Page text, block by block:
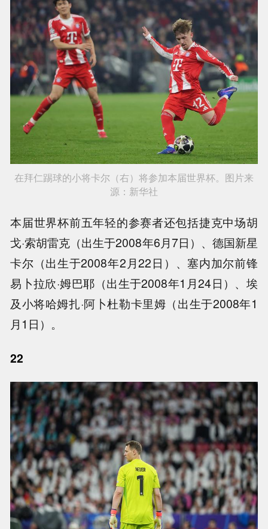
在拜仁踢球的小将卡尔（右）将参加本届世界杯。图片来
源：新华社
本届世界杯前五年轻的参赛者还包括捷克中场胡
戈·索胡雷克（出生于2008年6月7日）、德国新星
卡尔（出生于2008年2月22日）、塞内加尔前锋
易卜拉欣·姆巴耶（出生于2008年1月24日）、埃
及小将哈姆扎·阿卜杜勒卡里姆（出生于2008年1
月1日）。
22